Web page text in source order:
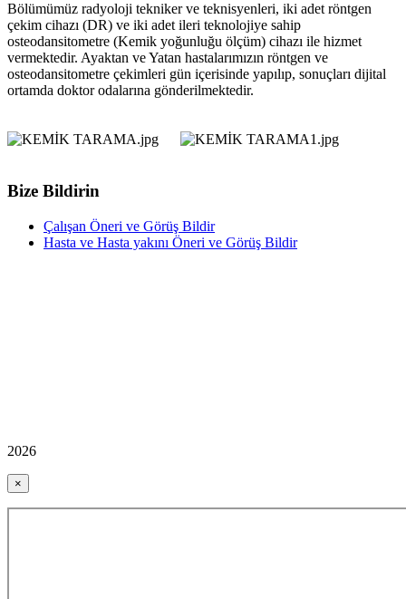
Bölümümüz radyoloji tekniker ve teknisyenleri, iki adet röntgen
çekim cihazı (DR) ve iki adet ileri teknolojiye sahip
osteodansitometre (Kemik yoğunluğu ölçüm) cihazı ile hizmet
vermektedir. Ayaktan ve Yatan hastalarımızın röntgen ve
osteodansitometre çekimleri gün içerisinde yapılıp, sonuçları dijital
ortamda doktor odalarına gönderilmektedir.
Bize Bildirin
Çalışan Öneri ve Görüş Bildir
Hasta ve Hasta yakını Öneri ve Görüş Bildir
2026
×